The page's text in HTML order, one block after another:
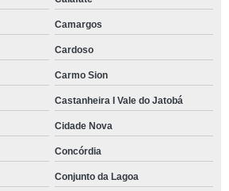
Camargos
Cardoso
Carmo Sion
Castanheira I Vale do Jatobá
Cidade Nova
Concórdia
Conjunto da Lagoa